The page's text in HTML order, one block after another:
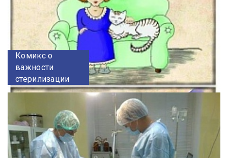
Комикс о
важности
стерилизации